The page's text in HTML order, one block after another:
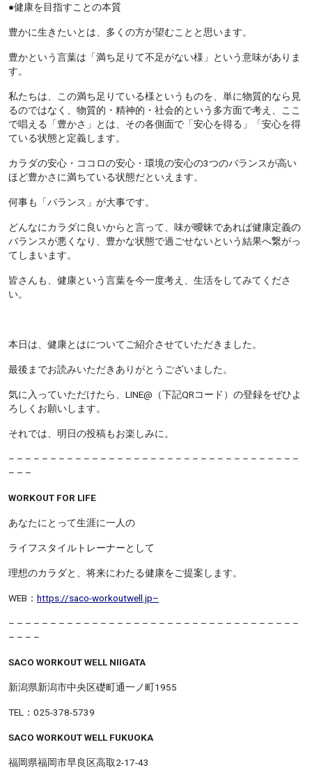
●健康を目指すことの本質
豊かに生きたいとは、多くの方が望むことと思います。
豊かという言葉は「満ち足りて不足がない様」という意味がありま
す。
私たちは、この満ち足りている様というものを、単に物質的なら見
るのではなく、物質的・精神的・社会的という多方面で考え、ここ
で唱える「豊かさ」とは、その各側面で「安心を得る」「安心を得
ている状態と定義します。
カラダの安心・ココロの安心・環境の安心の3つのバランスが高い
ほど豊かさに満ちている状態だといえます。
何事も「バランス」が大事です。
どんなにカラダに良いからと言って、味が曖昧であれば健康定義の
バランスが悪くなり、豊かな状態で過ごせないという結果へ繋がっ
てしまいます。
皆さんも、健康という言葉を今一度考え、生活をしてみてくださ
い。
本日は、健康とはについてご紹介させていただきました。
最後までお読みいただきありがとうございました。
気に入っていただけたら、LINE@（下記QRコード）の登録をぜひよ
ろしくお願いします。
それでは、明日の投稿もお楽しみに。
– – – – – – – – – – – – – – – – – – – – – – – – – – – – – – – – – – –
– – –
WORKOUT FOR LIFE
あなたにとって生涯に一人の
ライフスタイルトレーナーとして
理想のカラダと、将来にわたる健康をご提案します。
WEB： https://saco-workoutwell.jp–
– – – – – – – – – – – – – – – – – – – – – – – – – – – – – – – – – – –
– – – –
SACO WORKOUT WELL NIIGATA
新潟県新潟市中央区礎町通一ノ町1955
TEL：025-378-5739
SACO WORKOUT WELL FUKUOKA
福岡県福岡市早良区高取2-17-43